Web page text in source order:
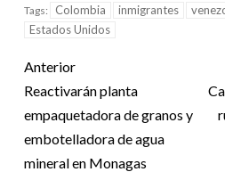
Tags: Colombia inmigrantes
Estados Unidos
Anterior
Reactivarán planta
empaquetadora de granos y
embotelladora de agua
mineral en Monagas